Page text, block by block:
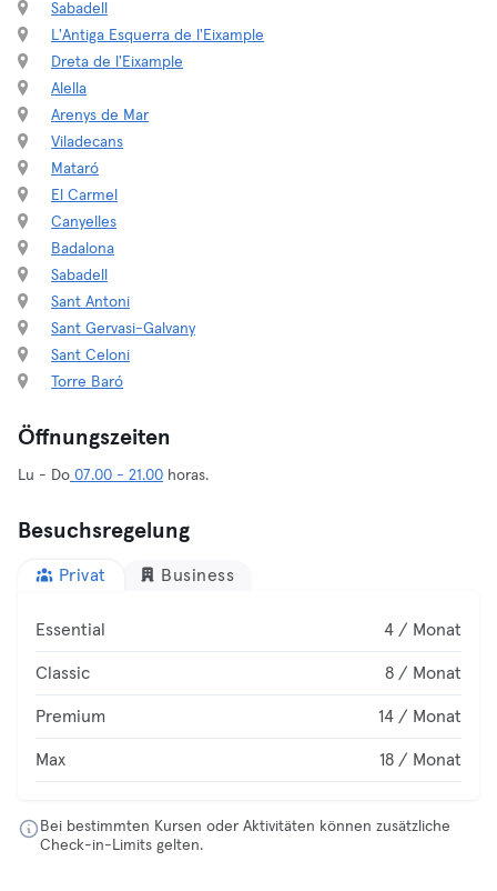
Sabadell
L'Antiga Esquerra de l'Eixample
Dreta de l'Eixample
Alella
Arenys de Mar
Viladecans
Mataró
El Carmel
Canyelles
Badalona
Sabadell
Sant Antoni
Sant Gervasi-Galvany
Sant Celoni
Torre Baró
Öffnungszeiten
Lu - Do 07.00 - 21.00 horas.
Besuchsregelung
Privat Business
Essential 4 / Monat
Classic 8 / Monat
Premium 14 / Monat
Max 18 / Monat
Bei bestimmten Kursen oder Aktivitäten können zusätzliche
Check-in-Limits gelten.